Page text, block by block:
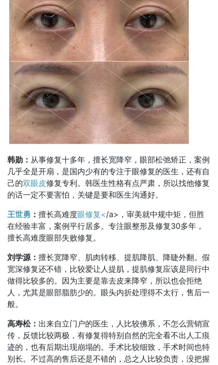
韩勋： 从事修复十多年，擅长宽降窄，眼部松弛矫正，案例
几乎全是开扇，是国内少有的专注于眼修复的医生，还有自
己的双眼皮修复专利。韩医生性格有点严肃，所以找他修复
的话一定不要害怕，关键是要和医生沟通好。
王世勇 ： 擅长高难度眼修复</a>，审美就中规中矩，但胜
在经验丰富，案例平行居多。专注眼整形及修复30多年，
擅长高难度眼部失败修复。
刘学源： 擅长宽降窄、肌肉转移、提肌降肌、降睫外翻。假
宽深修复还不错，比较爱让人提肌，提肌修复应该是同行中
做得比较多的。因为主要是靠去皮来降窄，所以也会拒绝
人，尤其是眼部脂肪少的。眼头内折处理得不太行，售后一
般。
高寿松： 出来自立门户的医生，人比较佛系，不怎么营销宣
传，反馈比较两极，有修复得特别自然的完全看不出人工痕
迹的，也有后期出现崩塌的。手术比较细致，手术时间也特
别长。不过高的售后还是不错的，总之人比较负责，没把握